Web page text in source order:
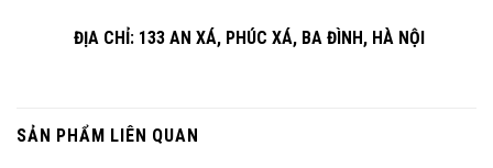
ĐỊA CHỈ: 133 AN XÁ, PHÚC XÁ, BA ĐÌNH, HÀ NỘI
SẢN PHẨM LIÊN QUAN